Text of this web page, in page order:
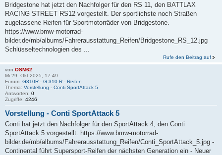
Bridgestone hat jetzt den Nachfolger für den RS 11, den BATTLAX
RACING STREET RS12 vorgestellt. Der sportlichste noch Straßen
zugelassene Reifen für Sportmotorräder von Bridgestone.
https://www.bmw-motorrad-
bilder.de/mb/albums/Fahrerausstattung_Reifen/Bridgestone_RS_12.jpg
Schlüsseltechnologien des ...
Rufe den Beitrag auf
von OSM62
Mi 29. Okt 2025, 17:49
Forum: G310R - G 310 R - Reifen
Thema: Vorstellung - Conti SportAttack 5
Antworten: 0
Zugriffe: 4246
Vorstellung - Conti SportAttack 5
Conti hat jetzt den Nachfolger für den SportAttack 4, den Conti
SportAttack 5 vorgestellt: https://www.bmw-motorrad-
bilder.de/mb/albums/Fahrerausstattung_Reifen/Conti_SportAttack_5.jpg -
Continental führt Supersport-Reifen der nächsten Generation ein - Neuer